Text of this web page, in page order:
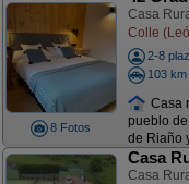
8 Fotos
Casa
Colle
2-8
103
Casa
pueblo
de Riaño
Casa
Casa